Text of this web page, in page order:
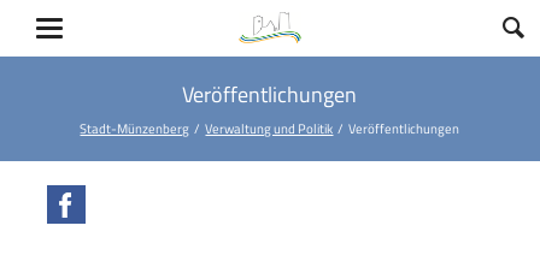
Veröffentlichungen
Stadt-Münzenberg Verwaltung und Politik Veröffentlichungen